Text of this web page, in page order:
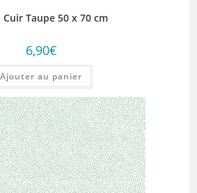
Taupe 50 x 70 cm
6,90€
Ajouter au panier